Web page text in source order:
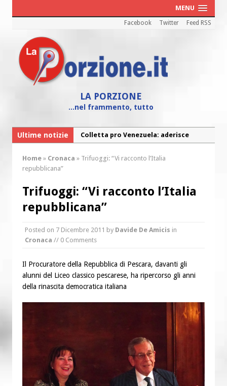
MENU
Facebook Twitter Feed RSS
LA PORZIONE
...nel frammento, tutto
Ultime notizie
Colletta pro Venezuela: aderisce
Fine vita: la Chiesa Cattolica inglese si
Torna la festa della Madonnina a
Montesilvano: “Tanta la devozione”
“Chiediamogli di legarci al bene”
è buono, giusto e santo per la nostra
vita”
Home » Cronaca » Trifuoggi: “Vi racconto l’Italia
repubblicana”
Trifuoggi: “Vi racconto l’Italia
repubblicana”
Posted on 7 Dicembre 2011 by Davide De Amicis in
Cronaca // 0 Comments
Il Procuratore della Repubblica di Pescara, davanti gli
alunni del Liceo classico pescarese, ha ripercorso gli anni
della rinascita democratica italiana